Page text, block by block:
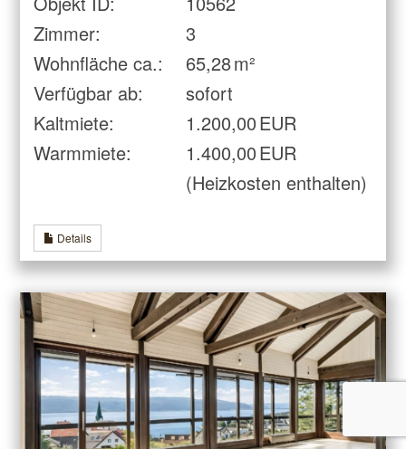
Zimmer:
3
Wohnfläche ca.:
65,28 m²
Verfügbar ab:
sofort
Kaltmiete:
1.200,00 EUR
Warmmiete:
1.400,00 EUR
(Heizkosten enthalten)
Details